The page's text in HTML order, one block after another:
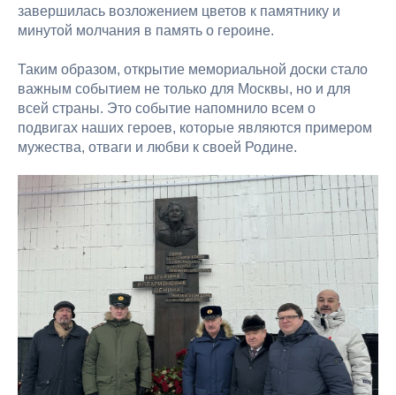
завершилась возложением цветов к памятнику и
минутой молчания в память о героине.
Таким образом, открытие мемориальной доски стало
важным событием не только для Москвы, но и для
всей страны. Это событие напомнило всем о
подвигах наших героев, которые являются примером
мужества, отваги и любви к своей Родине.